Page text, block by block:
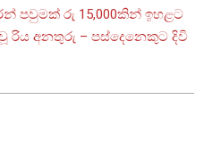
පවුමක් රු 15,000කින් ඉහළට
රිය අනතුරු – පස්දෙනෙකුට දිවි